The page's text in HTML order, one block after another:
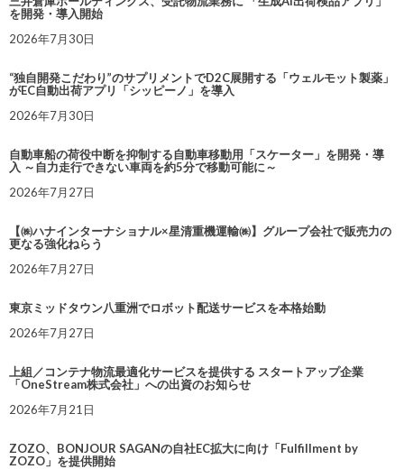
を開発・導入開始
2026年7月30日
“独自開発こだわり”のサプリメントでD2C展開する「ウェルモット製薬」
がEC自動出荷アプリ「シッピーノ」を導入
2026年7月30日
自動車船の荷役中断を抑制する自動車移動用「スケーター」を開発・導
入 ～自力走行できない車両を約5分で移動可能に～
2026年7月27日
【㈱ハナインターナショナル×星清重機運輸㈱】グループ会社で販売力の
更なる強化ねらう
2026年7月27日
東京ミッドタウン八重洲でロボット配送サービスを本格始動
2026年7月27日
上組／コンテナ物流最適化サービスを提供する スタートアップ企業
「OneStream株式会社」への出資のお知らせ
2026年7月21日
ZOZO、BONJOUR SAGANの自社EC拡大に向け「Fulfillment by
ZOZO」を提供開始